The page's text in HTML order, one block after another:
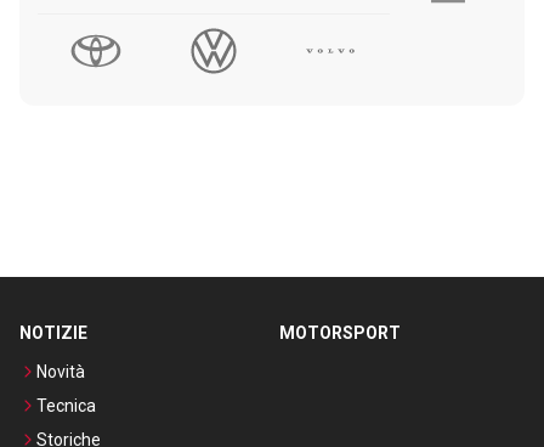
NOTIZIE
Novità
Tecnica
Storiche
MOTORSPORT